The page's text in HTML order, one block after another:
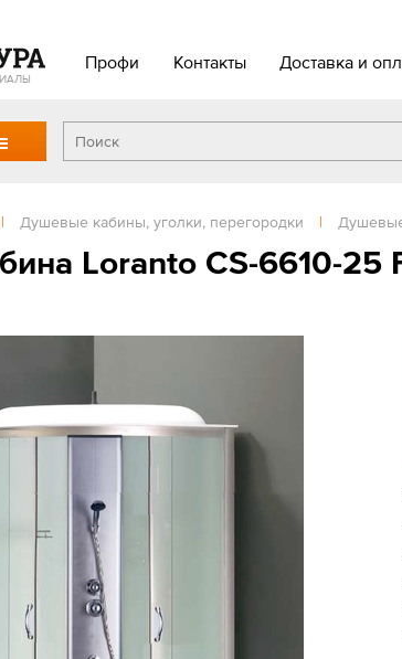
Профи Контакты Доставка и
| Душевые кабины, уголки, перегородки |
Loranto CS-6610-25